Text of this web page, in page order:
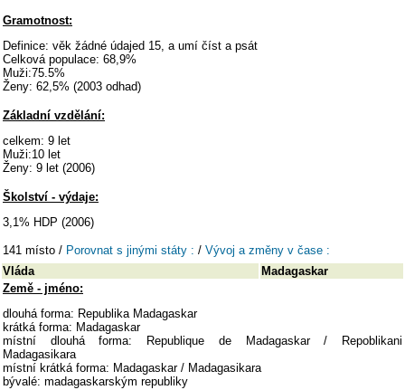
Gramotnost:
Definice: věk žádné údajed 15, a umí číst a psát
Celková populace: 68,9%
Muži:75.5%
Ženy: 62,5% (2003 odhad)
Základní vzdělání:
celkem: 9 let
Muži:10 let
Ženy: 9 let (2006)
Školství - výdaje:
3,1% HDP (2006)
141 místo / Porovnat s jinými státy : / Vývoj a změny v čase :
Vláda
Madagaskar
Země - jméno:
dlouhá forma: Republika Madagaskar
krátká forma: Madagaskar
místní dlouhá forma: Republique de Madagaskar / Repoblikani
Madagasikara
místní krátká forma: Madagaskar / Madagasikara
bývalé: madagaskarským republiky